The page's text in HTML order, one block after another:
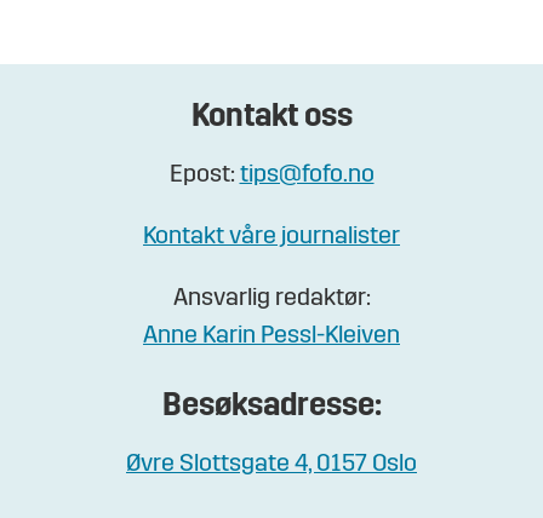
Kontakt oss
Epost: tips@fofo.no
Kontakt våre journalister
Ansvarlig redaktør:
Anne Karin Pessl-Kleiven
Besøksadresse:
Øvre Slottsgate 4, 0157 Oslo